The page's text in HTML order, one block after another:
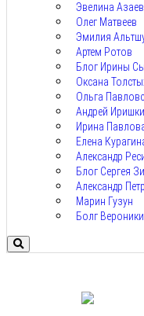
Эвелина
Олег Матвеев
Эмилия
Артем Ротов
Блог Ирины
Оксана
Ольга
Андрей
Ирина
Елена
Александр
Блог Сергея
Александр
Марин Гузун
Болг